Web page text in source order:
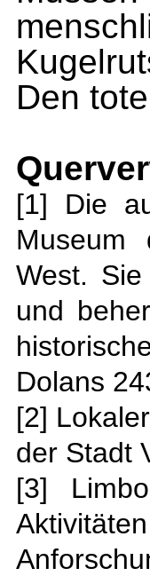
Den
[1]
Die
Museum
West.
und
Dolans
[2]
der Stadt
[3]